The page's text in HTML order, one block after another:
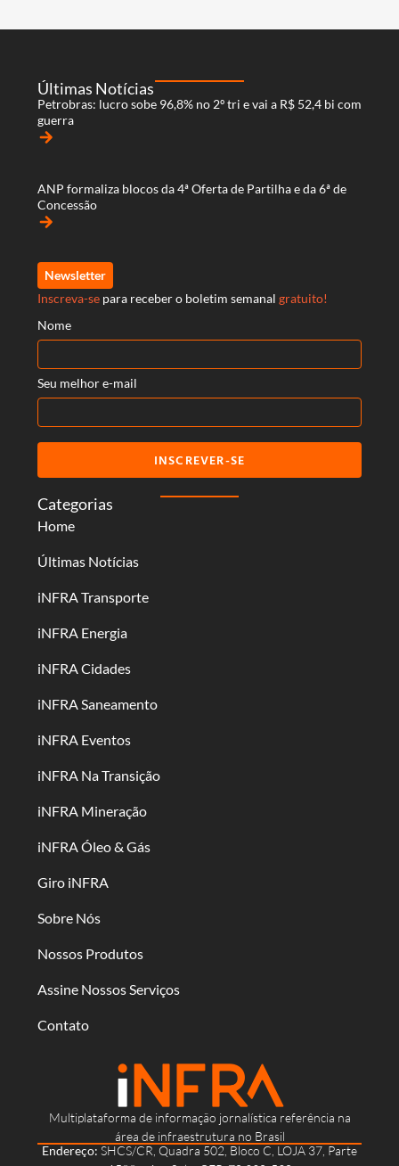
Multiplataforma de informação jornalística referência na
área de infraestrutura no Brasil
Endereço: SHCS/CR, Quadra 502, Bloco C, LOJA 37, Parte
Categorias
Home
Últimas Notícias
iNFRA Transporte
iNFRA Energia
iNFRA Cidades
iNFRA Saneamento
iNFRA Eventos
iNFRA Na Transição
iNFRA Mineração
iNFRA Óleo & Gás
Giro iNFRA
Sobre Nós
Nossos Produtos
Assine Nossos Serviços
Contato
Últimas Notícias
Petrobras: lucro sobe 96,8% no 2º tri e vai a R$ 52,4 bi com
guerra
arrow_forward
ANP formaliza blocos da 4ª Oferta de Partilha e da 6ª de
Concessão
arrow_forward
Newsletter
Inscreva-se para receber o boletim semanal gratuito!
Nome
Seu melhor e-mail
INSCREVER-SE